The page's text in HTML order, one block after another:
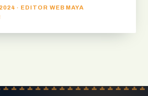
· EDITOR WEB MAYA